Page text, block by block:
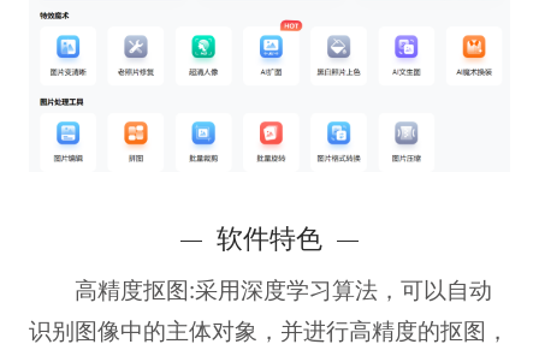
软件特色
高精度抠图:采用深度学习算法，可以自动
识别图像中的主体对象，并进行高精度的抠图，